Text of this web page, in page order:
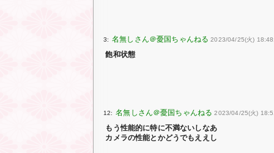
3: 2023/04/25(火)
飽和状態
12: 2023/04/25(火)
もう性能的に特に不満ないしなあ
カメラの性能とかどうでもええし